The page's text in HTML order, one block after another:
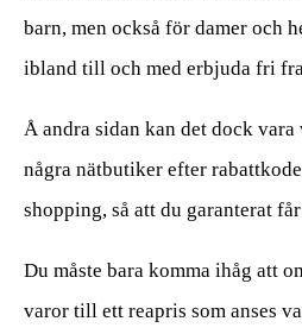
barn, men också för damer och
ibland till och med erbjuda fri
Å andra sidan kan det dock
några nätbutiker efter
shopping, så att du garanterat
Du måste bara komma ihåg att
varor till ett reapris som anses